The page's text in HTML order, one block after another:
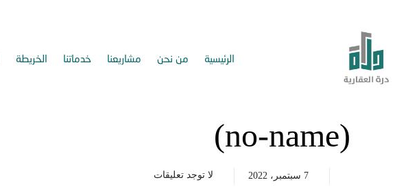
الرئيسية من نحن مشاريعنا خدماتنا الخريطة
(no-name)
7 سبتمبر، 2022 لا توجد تعليقات